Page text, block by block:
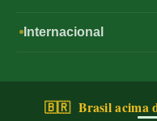
Internacional
🇧🇷 Brasil acima